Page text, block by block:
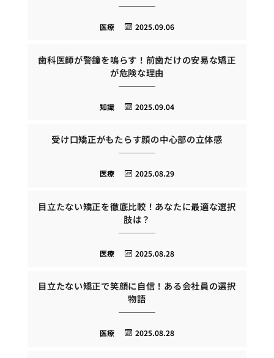
2025.09.06
医療
歯科医師が警鐘を鳴らす！前歯だけの安易な矯正
が危険な理由
2025.09.04
知識
受け口矯正がもたらす顔の中心部の立体感
2025.08.29
医療
目立たない矯正を徹底比較！あなたに最適な選択
肢は？
2025.08.28
医療
目立たない矯正で笑顔に自信！ある会社員の選択
物語
2025.08.28
医療